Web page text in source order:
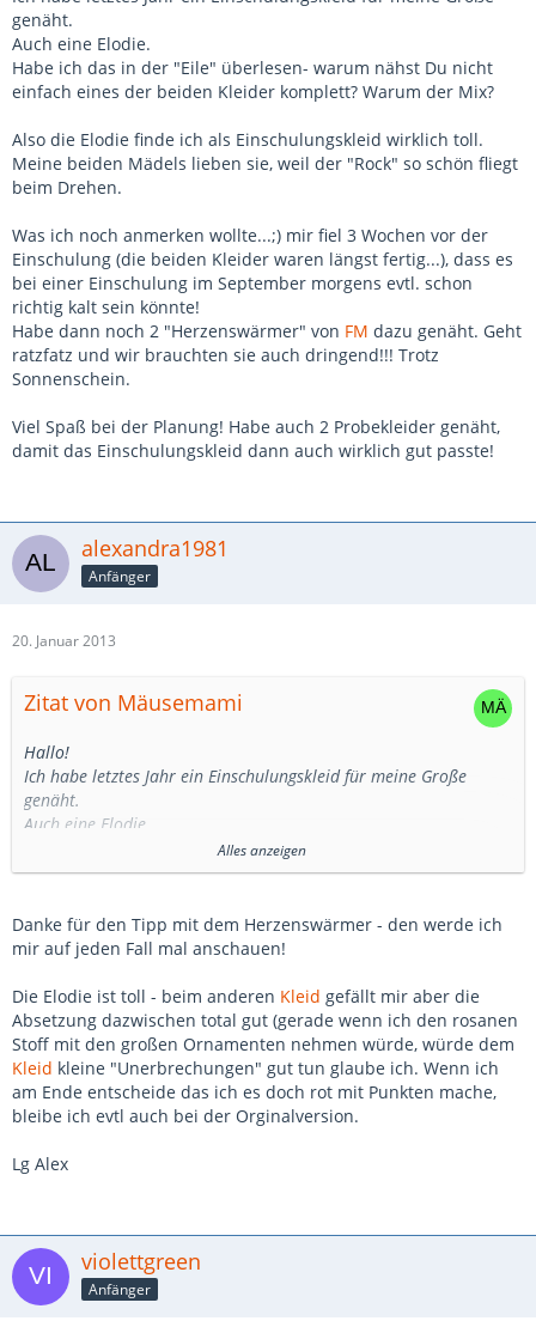
genäht.
Auch eine Elodie.
Habe ich das in der "Eile" überlesen- warum nähst Du nicht
einfach eines der beiden Kleider komplett? Warum der Mix?
Also die Elodie finde ich als Einschulungskleid wirklich toll.
Meine beiden Mädels lieben sie, weil der "Rock" so schön fliegt
beim Drehen.
Was ich noch anmerken wollte...;) mir fiel 3 Wochen vor der
Einschulung (die beiden Kleider waren längst fertig...), dass es
bei einer Einschulung im September morgens evtl. schon
richtig kalt sein könnte!
Habe dann noch 2 "Herzenswärmer" von FM dazu genäht. Geht
ratzfatz und wir brauchten sie auch dringend!!! Trotz
Sonnenschein.
Viel Spaß bei der Planung! Habe auch 2 Probekleider genäht,
damit das Einschulungskleid dann auch wirklich gut passte!
alexandra1981
Anfänger
20. Januar 2013
Zitat von Mäusemami
Hallo!
Ich habe letztes Jahr ein Einschulungskleid für meine Große
genäht.
Auch eine Elodie.
Habe ich das in der "Eile" überlesen- warum nähst Du nicht
einfach eines der beiden Kleider komplett? Warum der Mix?
Also die Elodie finde ich als Einschulungskleid wirklich toll. Meine
beiden Mädels lieben sie, weil der "Rock" so schön fliegt beim
Was ich noch anmerken wollte...;) mir fiel 3 Wochen vor der
Einschulung (die beiden Kleider waren längst fertig...), dass es bei
einer Einschulung im September morgens evtl. schon richtig kalt
sein könnte!
Habe dann noch 2 "Herzenswärmer" vonFM
Sonnenschein.
damit das Einschulungskleid dann auch wirklich gut passte!
Alles anzeigen
Danke für den Tipp mit dem Herzenswärmer - den werde ich
mir auf jeden Fall mal anschauen!
Die Elodie ist toll - beim anderen Kleid gefällt mir aber die
Absetzung dazwischen total gut (gerade wenn ich den rosanen
Stoff mit den großen Ornamenten nehmen würde, würde dem
Kleid kleine "Unerbrechungen" gut tun glaube ich. Wenn ich
am Ende entscheide das ich es doch rot mit Punkten mache,
bleibe ich evtl auch bei der Orginalversion.
Lg Alex
violettgreen
Anfänger